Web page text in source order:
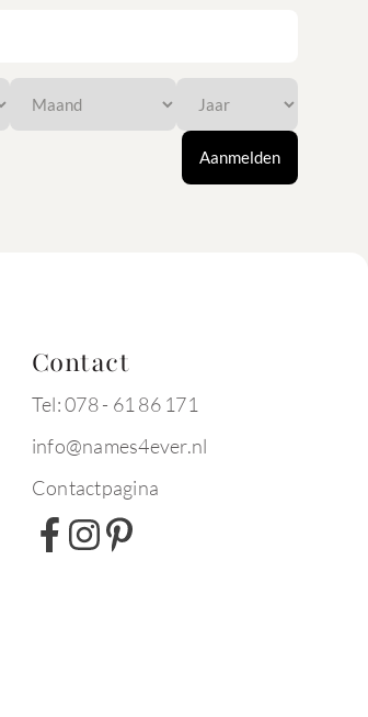
Aanmelden
Contact
Tel: 078 - 61 86 171
info@names4ever.nl
Contactpagina